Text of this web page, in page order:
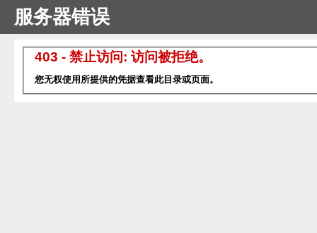
服务器错误
403 - 禁止访问: 访问被拒绝。
您无权使用所提供的凭据查看此目录或页面。